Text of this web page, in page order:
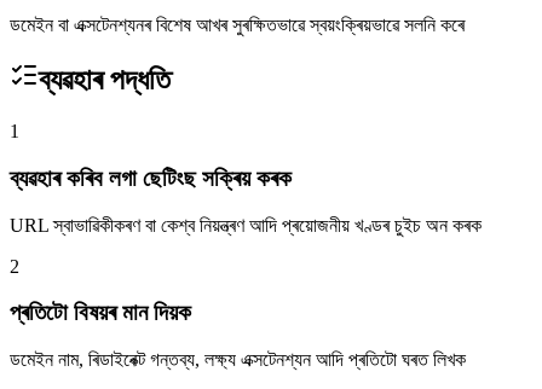
ডমেইন বা এক্সটেনশ্যনৰ বিশেষ আখৰ সুৰক্ষিতভাৱে স্বয়ংক্ৰিয়ভাৱে সলনি কৰে
ব্যৱহাৰ পদ্ধতি
1
ব্যৱহাৰ কৰিব লগা ছেটিংছ সক্ৰিয় কৰক
URL স্বাভাৱিকীকৰণ বা কেশ্ব নিয়ন্ত্ৰণ আদি প্ৰয়োজনীয় খণ্ডৰ চুইচ অন কৰক
2
প্ৰতিটো বিষয়ৰ মান দিয়ক
ডমেইন নাম, ৰিডাইৰেক্ট গন্তব্য, লক্ষ্য এক্সটেনশ্যন আদি প্ৰতিটো ঘৰত লিখক